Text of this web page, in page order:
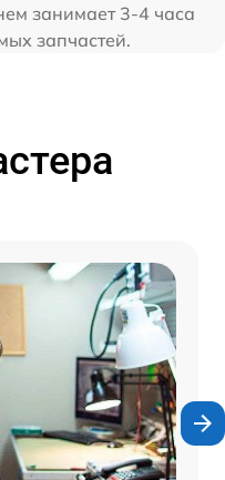
занимает 3-4 часа
запчастей.